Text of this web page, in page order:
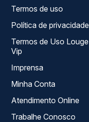
Termos de uso
Política de privacidade
Termos de Uso Louge
Vip
Imprensa
Minha Conta
Atendimento Online
Trabalhe Conosco